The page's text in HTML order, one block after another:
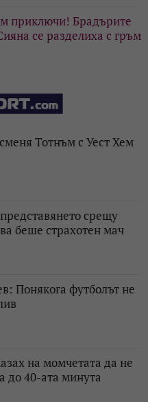
приключи! Брадърите
се разделиха с гръм
Тотнъм с Уест Хем
срещу
беше страхотен мач
Понякога футболът не
на момчетата да не
до 40-ата минута